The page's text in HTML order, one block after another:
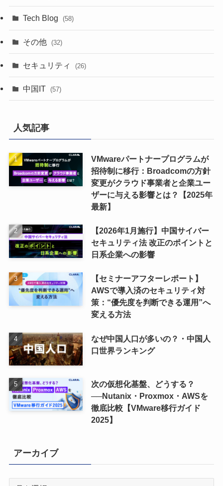
Tech Blog (58)
その他 (32)
セキュリティ (26)
中国IT (57)
人気記事
VMwareパートナープログラムが
招待制に移行：Broadcomの方針
変更がクラウド事業者と企業ユー
ザーに与える影響とは？【2025年
最新】
【2026年1月施行】中国サイバー
セキュリティ法 改正のポイントと
日系企業への影響
【セミナーアフターレポート】
AWSで導入済のセキュリティ対
策：“優先度を判断できる運用”へ
変える方法
なぜ中国人口が多いの？・中国人
口世界ランキング
次の仮想化基盤、どうする？
──Nutanix・Proxmox・AWSを
徹底比較【VMware移行ガイド
2025】
アーカイブ